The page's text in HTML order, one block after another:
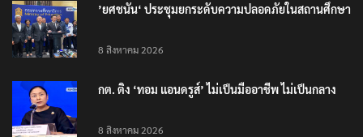
’ยศชนัน‘ ประชุมยกระดับความปลอดภัยในสถานศึกษา
8 สิงหาคม 2026
กต. ติง ‘ทอม แอนดรูส์’ ไม่เป็นมืออาชีพ ไม่เป็นกลาง
8 สิงหาคม 2026